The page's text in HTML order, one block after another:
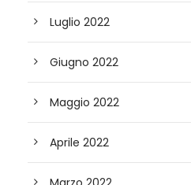
Luglio 2022
Giugno 2022
Maggio 2022
Aprile 2022